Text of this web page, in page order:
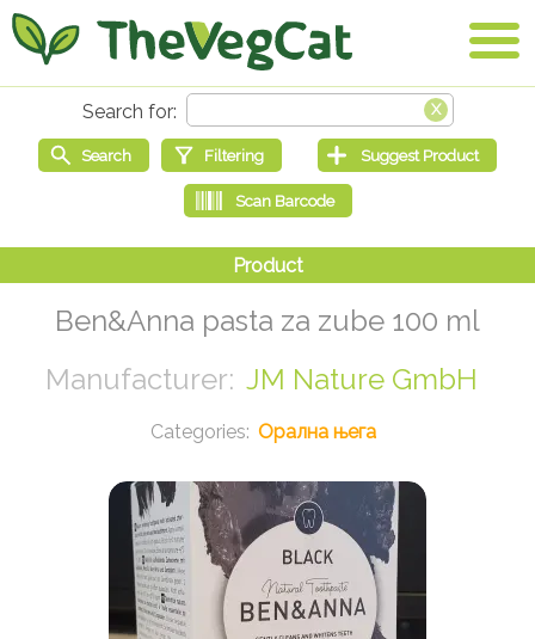
Ben&Anna pasta za zube 100 ml
JM Nature GmbH
Орална њега